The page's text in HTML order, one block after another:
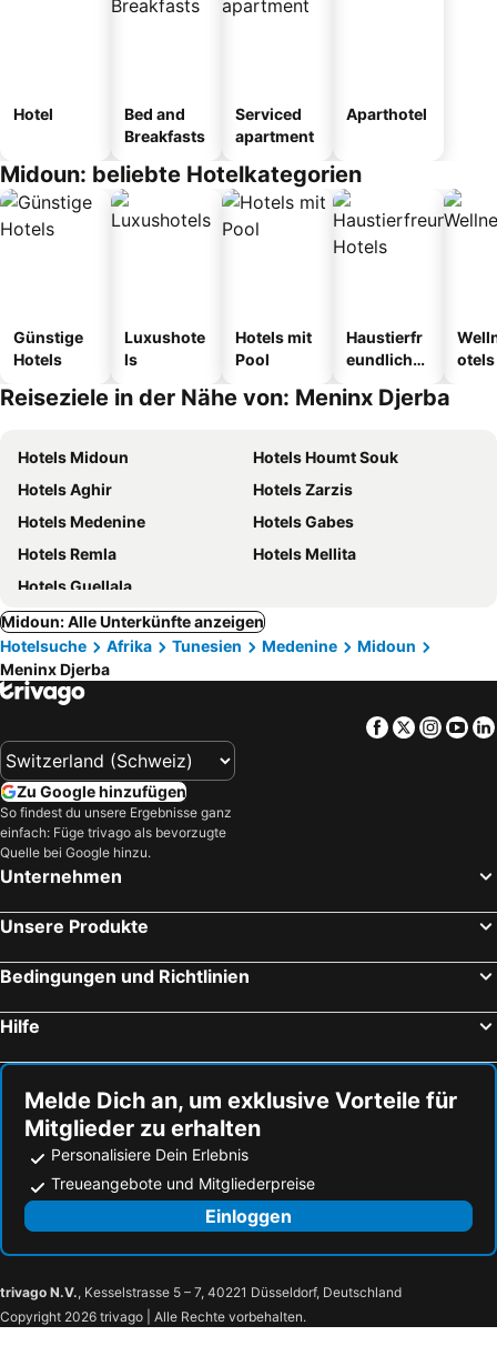
Hotel
Bed and
Breakfasts
Serviced
apartment
Aparthotel
Midoun: beliebte Hotelkategorien
Günstige
Hotels
Luxushote
ls
Hotels mit
Pool
Haustierfr
eundliche
otels
Reiseziele in der Nähe von: Meninx Djerba
Hotels Midoun
Hotels Houmt Souk
Hotels Aghir
Hotels Zarzis
Hotels Medenine
Hotels Gabes
Hotels Remla
Hotels Mellita
Hotels Guellala
Midoun: Alle Unterkünfte anzeigen
Hotelsuche
Afrika Tunesien Medenine
Midoun
Meninx Djerba
Facebook
Twitter
Zu Google hinzufügen
So findest du unsere Ergebnisse ganz
einfach: Füge trivago als bevorzugte
Quelle bei Google hinzu.
Unternehmen
Unsere Produkte
Bedingungen und Richtlinien
Hilfe
Melde Dich an, um exklusive Vorteile für
Mitglieder zu erhalten
Personalisiere Dein Erlebnis
Treueangebote und Mitgliederpreise
Einloggen
trivago N.V., Kesselstrasse 5 – 7, 40221 Düsseldorf, Deutschland
Copyright 2026 trivago | Alle Rechte vorbehalten.